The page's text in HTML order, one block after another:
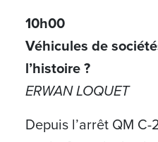
10h00
Véhicules de
l’histoire ?
ERWAN LOQUET
Depuis l’arrêt QM